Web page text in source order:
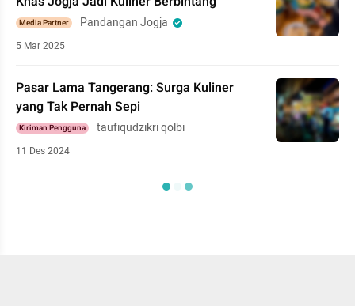
Media Partner Pandangan Jogja
5 Mar 2025
Pasar Lama Tangerang: Surga Kuliner
yang Tak Pernah Sepi
Kiriman Pengguna taufiqudzikri qolbi
11 Des 2024